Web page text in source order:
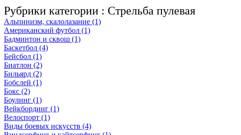
Рубрики категории : Стрельба пулевая
Альпинизм, скалолазание (1)
Американский футбол (1)
Бадминтон и сквош (1)
Баскетбол (4)
Бейсбол (1)
Биатлон (2)
Бильярд (2)
Бобслей (1)
Бокс (2)
Боулинг (1)
Вейкбординг (1)
Велоспорт (1)
Виды боевых искусств (4)